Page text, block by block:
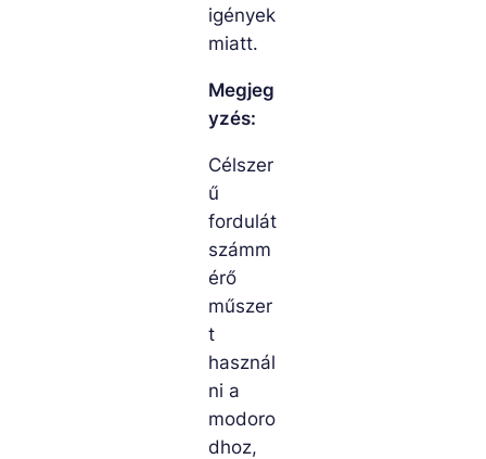
igények
miatt.
Megjeg
yzés:
Célszer
ű
fordulát
számm
érő
műszer
t
használ
ni a
modoro
dhoz,